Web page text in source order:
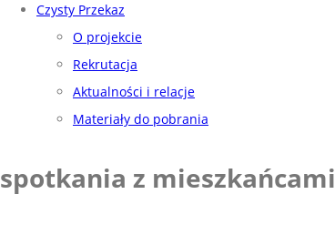
Czysty Przekaz
O projekcie
Rekrutacja
Aktualności i relacje
Materiały do pobrania
spotkania z mieszkańcami